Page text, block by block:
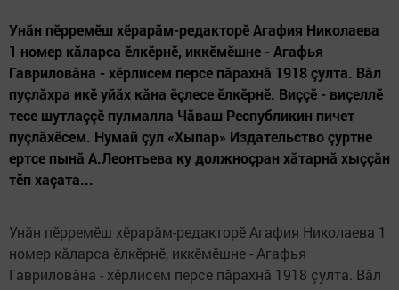
Унăн пӗрремӗш хӗрарăм-редакторӗ Агафия Николаева
1 номер кăларса ӗлкӗрнӗ, иккӗмӗшне - Агафья
Гавриловăна - хӗрлисем персе пăрахнă 1918 çулта. Вăл
пуçлăхра икӗ уйăх кăна ӗçлесе ӗлкӗрнӗ. Виççӗ - виçеллӗ
тесе шутлаççӗ пулмалла Чăваш Республикин пичет
пуçлăхӗсем. Нумай çул «Хыпар» Издательство çуртне
ерт­се пынă А.Леонтьева ку должноçран хăтарнă хыççăн
тӗп хаçата...
Унăн пӗрремӗш хӗрарăм-редакторӗ Агафия Николаева 1
номер кăларса ӗлкӗрнӗ, иккӗмӗшне - Агафья
Гавриловăна - хӗрлисем персе пăрахнă 1918 çулта. Вăл